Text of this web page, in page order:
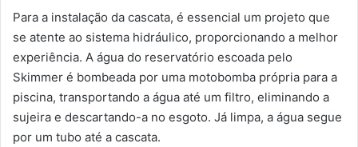
Para a instalação da cascata, é essencial um projeto que
se atente ao sistema hidráulico, proporcionando a melhor
experiência. A água do reservatório escoada pelo
Skimmer é bombeada por uma motobomba própria para a
piscina, transportando a água até um filtro, eliminando a
sujeira e descartando-a no esgoto. Já limpa, a água segue
por um tubo até a cascata.